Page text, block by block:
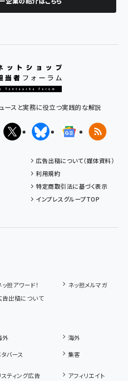
ースと実務に役立つ実践的な解説
X(エックス)BlueskyGoogleニュ
RSS
広告出稿について（媒体資料）
利用規約
特定商取引法に基づく表示
インプレスグループTOP
ッ担アワード！
ネッ担メルマガ
告出稿について
外
海外
タバース
集客
スティング広告 アフィリエイト